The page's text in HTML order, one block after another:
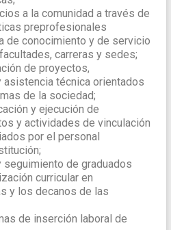
a la comunidad a través de
preprofesionales
de conocimiento y de servicio
carreras y sedes;
de proyectos,
técnica orientados
de la sociedad;
y ejecución de
y actividades de vinculación
por el personal
de graduados
curricular en
y los decanos de las
de inserción laboral de